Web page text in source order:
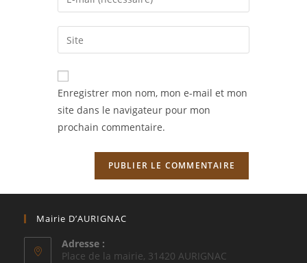
comment
your
email
address
comment
Saisir
l’URL
de
votre
Enregistrer mon nom, mon e-mail et mon
site dans le navigateur pour mon
prochain commentaire.
Mairie D’AURIGNAC
Adresse :
Place de la mairie, 31420 AURIGNAC